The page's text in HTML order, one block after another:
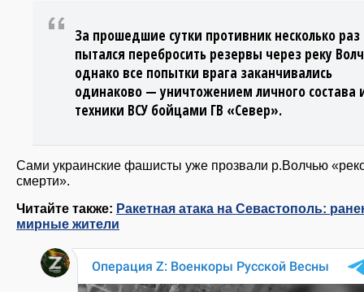
За прошедшие сутки противник несколько раз
пытался перебросить резервы через реку
однако все попытки врага заканчивались
одинаково — уничтожением личного состава
техники ВСУ бойцами ГВ «Север».
Сами украинские фашисты уже прозвали р.Волчью
смерти».
Читайте также: Ракетная атака на Севастополь:
мирные жители